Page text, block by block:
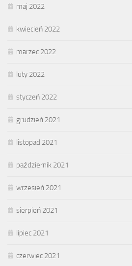
maj 2022
kwiecień 2022
marzec 2022
luty 2022
styczeń 2022
grudzień 2021
listopad 2021
październik 2021
wrzesień 2021
sierpień 2021
lipiec 2021
czerwiec 2021